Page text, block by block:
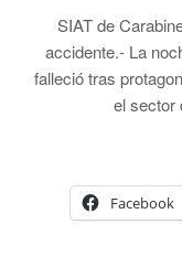
SIAT de
accidente.- La
falleció tras
el sector
Facebook